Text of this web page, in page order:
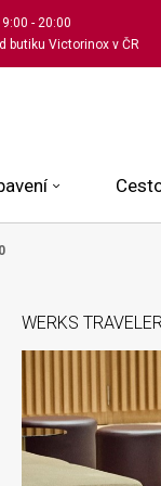
- 20:00
butiku Victorinox v ČR
WERKS